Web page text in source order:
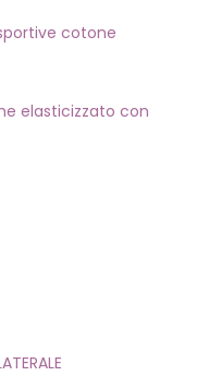
cotone
elasticizzato con